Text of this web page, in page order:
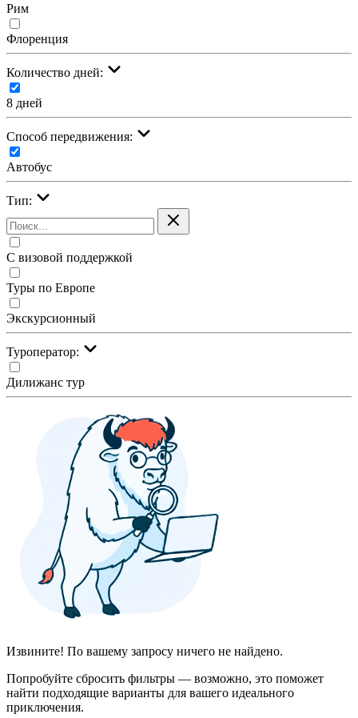
Рим
Флоренция
Количество дней:
8 дней
Cпособ передвижения:
Автобус
Тип:
С визовой поддержкой
Туры по Европе
Экскурсионный
Туроператор:
Дилижанс тур
Извините! По вашему запросу ничего не найдено.
Попробуйте сбросить фильтры — возможно, это поможет
найти подходящие варианты для вашего идеального
приключения.